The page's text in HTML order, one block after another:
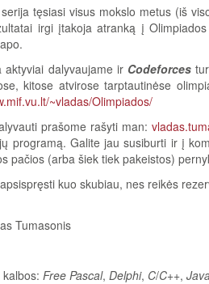
serija tęsiasi visus mokslo metus (iš
irgi įtakoja atranką į
aktyviai dalyvaujame ir Codeforces
kitose atvirose tarptautinėse
~vladas/Olimpiados/
prašome rašyti man:
programą. Galite jau susiburti ir į
pačios (arba šiek tiek pakeistos)
kuo skubiau, nes reikės
Tumasonis
Free Pascal, Delphi, C/C++,